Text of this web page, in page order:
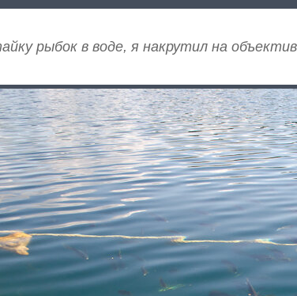
рыбок в воде, я накрутил на